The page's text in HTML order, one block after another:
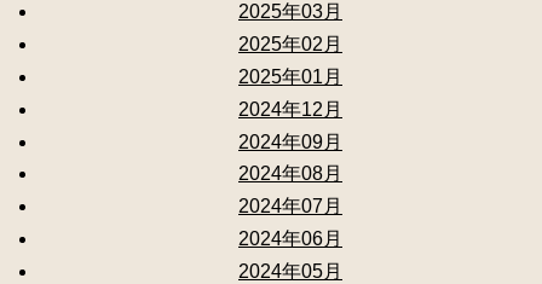
2025年03月
2025年02月
2025年01月
2024年12月
2024年09月
2024年08月
2024年07月
2024年06月
2024年05月